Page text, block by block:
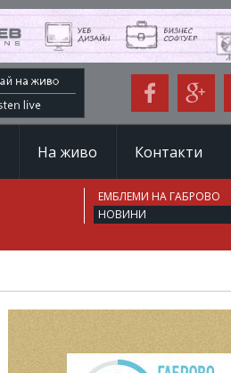
На живо Контакти
ЕМБЛЕМИ НА ГАБРОВО
НОВИНИ